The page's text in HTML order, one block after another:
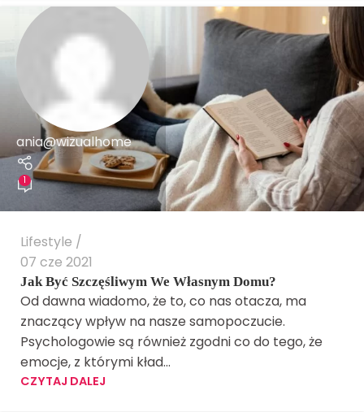
ania@wizualhome
1
Lifestyle
07 cze 2021
Jak Być Szczęśliwym We Własnym Domu?
Od dawna wiadomo, że to, co nas otacza, ma
znaczący wpływ na nasze samopoczucie.
Psychologowie są również zgodni co do tego, że
emocje, z którymi kład...
CZYTAJ DALEJ